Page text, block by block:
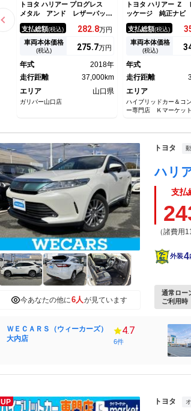
トヨタ ハリアー プログレス
メタル アンド レザーパッケ
ージ ワンオーナー サンルー
フ モデリスタエアロ ＪＢＬ
プレミアムサウンド 純正ナ
ビ 全方位カメラ 前後ドラレ
センス レーダークルーズ シ
ートヒーター パワーバックド
支払総額(税込) 282.8万円
車両本体価格
(税込) 275.7万円
年式
2018年
走行距離
37,000km
エリア
山口県
ガリバー山口店
トヨタ ハリアー Ｚ
ッケージ 純正ナビ
ックビューモニタ
デジタルインナーミ
被害軽減ブレーキ レ
プアシスト プッシ
ーター ステアリン
ー ＪＢＬサウンド
支払総額(税込)
車両本体価格
(税込)
年式
走行距離
エリア
ハイブリッドカー＆コ
ー専門店 Ｋマーケット
今あなたの他に6人 が見ています
トヨタ
支払
（諸費用
外装4
通常ロー
ご利用時
ＷＥＣＡＲＳ（ウィーカーズ）
大内店
4.7
6件
UP トヨタ